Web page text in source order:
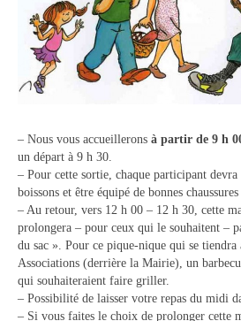
Téléphonie mobile /
Collecte des déchets
Affouages
Services funéraires
Vie municipale
Le Conseil municipal de
Aujon
Les réunions du Conseil
– Nous vous accueillerons à partir de 9 h
un départ à 9 h 30.
– Pour cette sortie, chaque participant devra
boissons et être équipé de bonnes chaussures
– Au retour, vers 12 h 00 – 12 h 30, cette
prolongera – pour ceux qui le souhaitent –
du sac ». Pour ce pique-nique qui se tiendra
Associations (derrière la Mairie), un
qui souhaiteraient faire griller.
– Possibilité de laisser votre repas du midi
– Si vous faites le choix de prolonger cette